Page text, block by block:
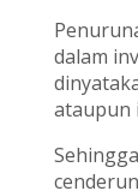
dalam
ataupun